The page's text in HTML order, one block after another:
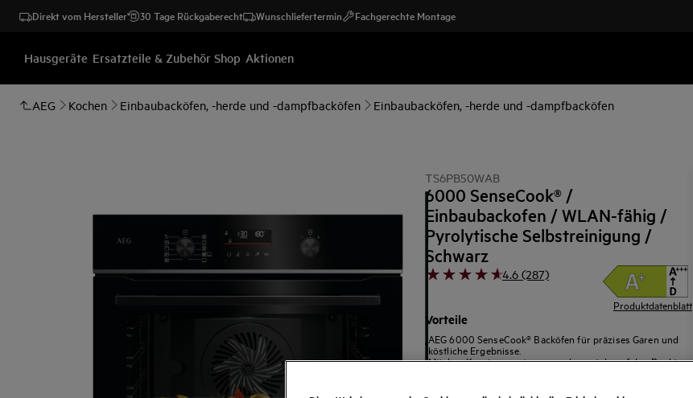
Direkt vom Hersteller 30 Tage Rückgaberecht Wunschliefertermin Fachgerechte Montage
Hausgeräte Ersatzteile & Zubehör Shop Aktionen
AEG Kochen Einbaubacköfen, -herde und -dampfbacköfen Einbaubacköfen, -herde und -dampfbacköfen
TS6PB50WAB
6000 SenseCook® /
Einbaubackofen / WLAN-fähig /
Pyrolytische Selbstreinigung /
Schwarz
4.6 (287)
Produktdatenblatt
Vorteile
AEG 6000 SenseCook® Backöfen für präzises Garen und
köstliche Ergebnisse.
Mit dem Kerntemperatursensor kannst du auf den Punkt
Funktionen deines Backofens.